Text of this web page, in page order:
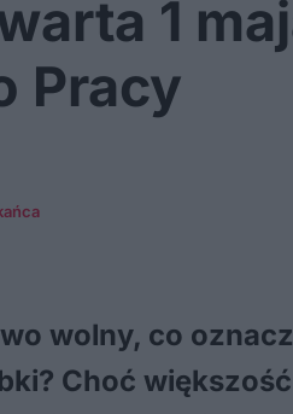
1
Pracy
wolny, co
Choć